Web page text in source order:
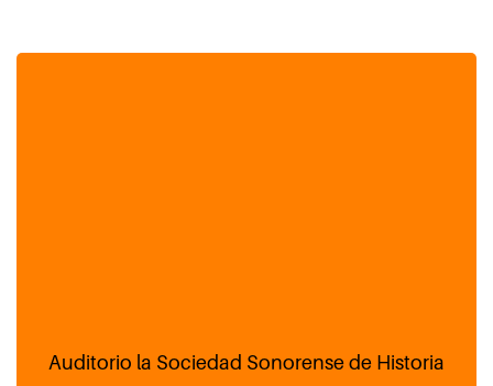
Auditorio la Sociedad Sonorense de Historia